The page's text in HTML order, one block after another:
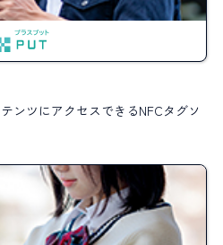
ンツにアクセスできるNFCタグソ